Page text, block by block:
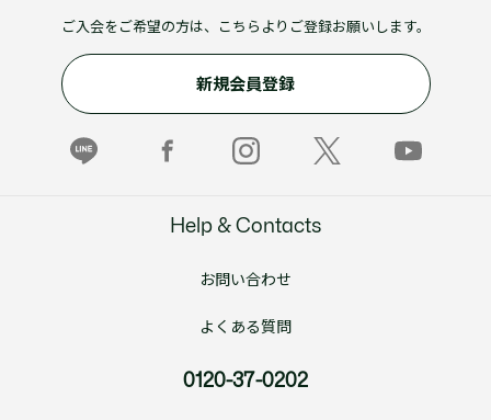
ご入会をご希望の方は、こちらよりご登録お願いします。
新規会員登録
Help & Contacts
お問い合わせ
よくある質問
0120-37-0202